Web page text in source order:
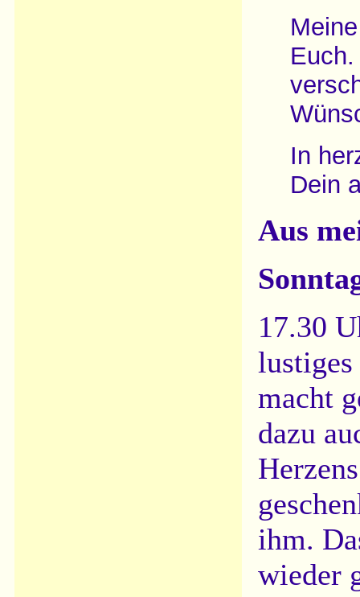
In
Dein
Aus
17.30
macht
dazu
ihm.
wieder